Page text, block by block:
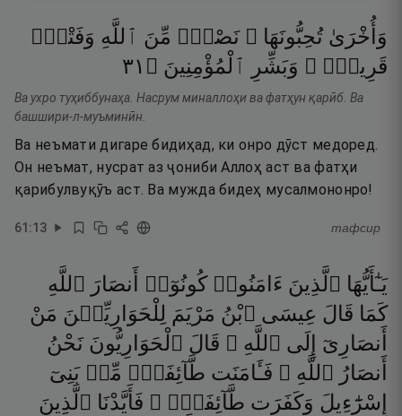
وَأُخْرَىٰ تُحِبُّونَهَا ۖ نَصْرٌۭ مِّنَ ٱللَّهِ وَفَتْحٌۭ
قَرِيبٌۭ ۗ وَبَشِّرِ ٱلْمُؤْمِنِينَ ۝ ١٣
Ва ухро туҳиббунаҳа. Насрум миналлоҳи ва фатҳун қарӣб. Ва
башшири-л-муъминӣн.
Ва неъмати дигаре бидиҳад, ки онро дӯст медоред.
Он неъмат, нусрат аз ҷониби Аллоҳ аст ва фатҳи
қарибулвуқӯъ аст. Ва мужда бидеҳ мусалмононро!
61:13 тафсир
يَـٰٓأَيُّهَا ٱلَّذِينَ ءَامَنُوا۟ كُونُوٓا۟ أَنصَارَ ٱللَّهِ
كَمَا قَالَ عِيسَى ٱبْنُ مَرْيَمَ لِلْحَوَارِيِّـۧنَ مَنْ
أَنصَارِىٓ
إِلَى ٱللَّهِ ۖ قَالَ ٱلْحَوَارِيُّونَ نَحْنُ
أَنصَارُ ٱللَّهِ ۖ فَـَٔامَنَت طَّآئِفَةٌۭ مِّنۢ بَنِىٓ
إِسْرَٰٓءِيلَ وَكَفَرَت طَّآئِفَةٌۭ ۖ فَأَيَّدْنَا ٱلَّذِينَ